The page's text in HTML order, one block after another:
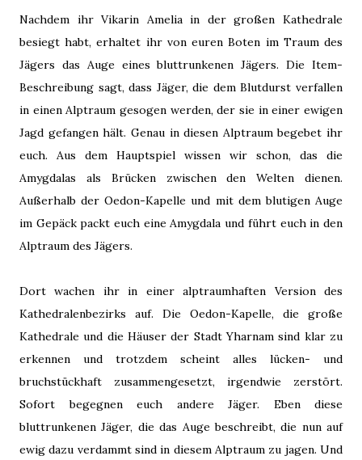
Nachdem ihr Vikarin Amelia in der großen Kathedrale
besiegt habt, erhaltet ihr von euren Boten im Traum des
Jägers das Auge eines bluttrunkenen Jägers. Die Item-
Beschreibung sagt, dass Jäger, die dem Blutdurst verfallen
in einen Alptraum gesogen werden, der sie in einer ewigen
Jagd gefangen hält. Genau in diesen Alptraum begebet ihr
euch. Aus dem Hauptspiel wissen wir schon, das die
Amygdalas als Brücken zwischen den Welten dienen.
Außerhalb der Oedon-Kapelle und mit dem blutigen Auge
im Gepäck packt euch eine Amygdala und führt euch in den
Alptraum des Jägers.
Dort wachen ihr in einer alptraumhaften Version des
Kathedralenbezirks auf. Die Oedon-Kapelle, die große
Kathedrale und die Häuser der Stadt Yharnam sind klar zu
erkennen und trotzdem scheint alles lücken- und
bruchstückhaft zusammengesetzt, irgendwie zerstört.
Sofort begegnen euch andere Jäger. Eben diese
bluttrunkenen Jäger, die das Auge beschreibt, die nun auf
ewig dazu verdammt sind in diesem Alptraum zu jagen. Und